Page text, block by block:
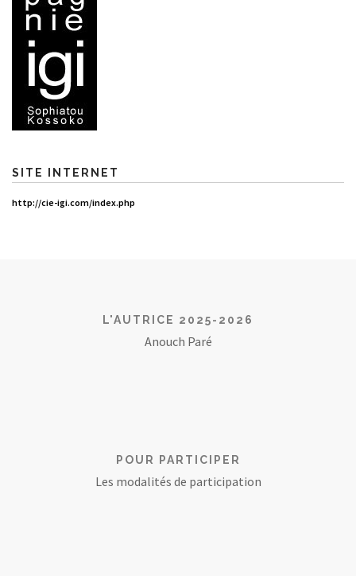
SITE INTERNET
http://cie-igi.com/index.php
L'AUTRICE 2025-2026
Anouch Paré
POUR PARTICIPER
Les modalités de participation